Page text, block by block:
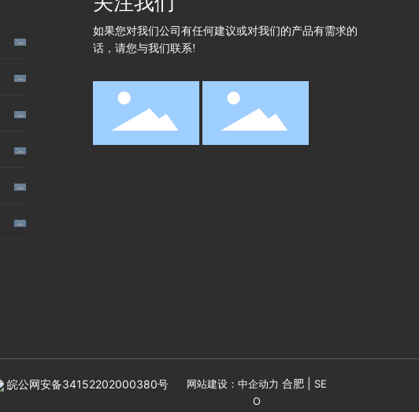
如果您对我们公司有任何建议或对我们的产品有需求的
话，请您与我们联系!
皖公网安备34152202000380号 网站建设：中企动力 合肥
SE
O